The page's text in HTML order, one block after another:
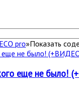
pro»Показать
еще не было!